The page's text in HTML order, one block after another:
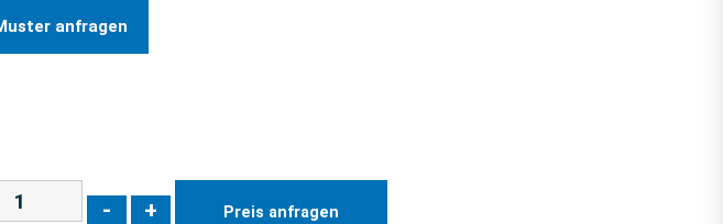
anfragen
- + Preis anfragen